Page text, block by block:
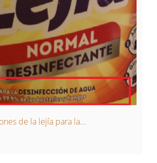
de la lejía para la...